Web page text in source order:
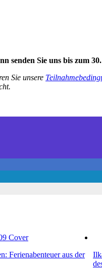
senden Sie uns bis zum
Sie unsere
Ferienabenteuer aus der